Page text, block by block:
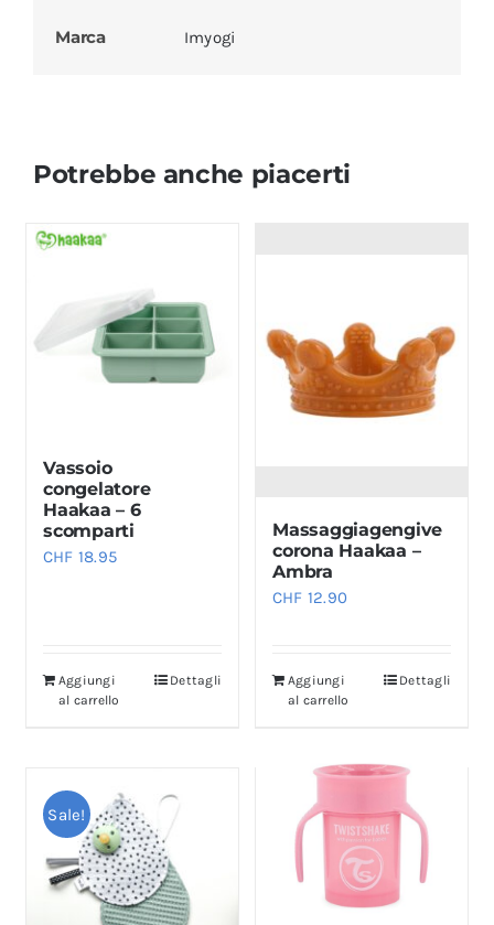
Marca Imyogi
Potrebbe anche piacerti
Vassoio
congelatore
Haakaa – 6
scomparti
CHF 18.95
Aggiungi
al carrello
Dettagli
Massaggiagengive
corona Haakaa –
Ambra
CHF 12.90
Aggiungi
al carrello
Dettagli
Sale!